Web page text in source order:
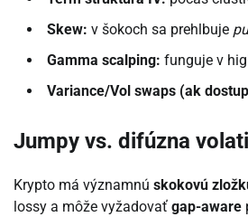
Skew: v šokoch sa prehlbuje
Gamma scalping: funguje v
Variance/Vol swaps (ak
Jumpy vs. difúzna
Krypto má významnú skokovú
lossy a môže vyžadovať gap-aware